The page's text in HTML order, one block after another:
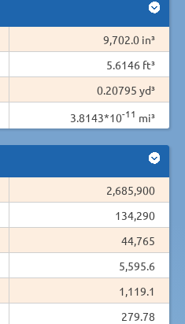
9,702.0 in³
5.6146 ft³
0.20795 yd³
3.8143*10-11 mi³
2,685,900
134,290
44,765
5,595.6
1,119.1
279.78